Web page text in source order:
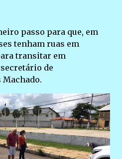
passo para que, em
tenham ruas em
transitar em
de